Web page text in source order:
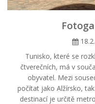
Tunisko, které se
čtverečních, má v
obyvatel. Mezi
počítat jako Alžírsko,
destinací je určitě